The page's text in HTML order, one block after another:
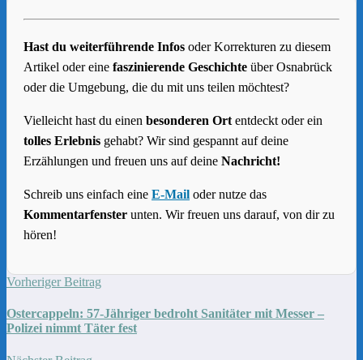
Hast du weiterführende Infos oder Korrekturen zu diesem
Artikel oder eine faszinierende Geschichte über Osnabrück
oder die Umgebung, die du mit uns teilen möchtest?
Vielleicht hast du einen besonderen Ort entdeckt oder ein
tolles Erlebnis gehabt? Wir sind gespannt auf deine
Erzählungen und freuen uns auf deine Nachricht!
Schreib uns einfach eine E-Mail oder nutze das
Kommentarfenster unten. Wir freuen uns darauf, von dir zu
hören!
Vorheriger Beitrag
Ostercappeln: 57-Jähriger bedroht Sanitäter mit Messer –
Polizei nimmt Täter fest